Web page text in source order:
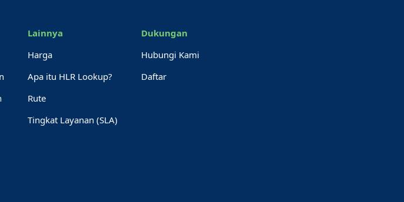
Lainnya
Harga
Apa itu HLR Lookup?
Rute
Tingkat Layanan (SLA)
Dukungan
Hubungi Kami
Daftar